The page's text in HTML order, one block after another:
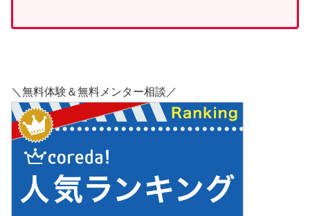
＼無料体験＆無料メンター相談／